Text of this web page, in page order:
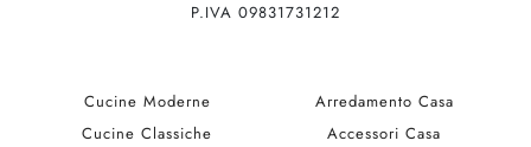
P.IVA 09831731212
Cucine Moderne
Cucine Classiche
Arredamento Casa
Accessori Casa